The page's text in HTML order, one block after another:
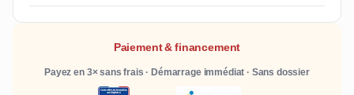
Paiement & financement
Payez en 3× sans frais · Démarrage immédiat · Sans dossier